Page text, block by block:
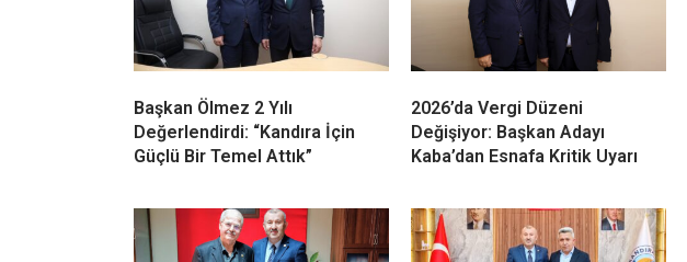
Başkan Ölmez 2 Yılı
Değerlendirdi: “Kandıra İçin
Güçlü Bir Temel Attık”
2026’da Vergi Düzeni
Değişiyor: Başkan Adayı
Kaba’dan Esnafa Kritik Uyarı